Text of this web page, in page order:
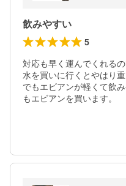
飲みやすい
5
対応も早く運んでくれる
水を買いに行くとやはり
でもエビアンが軽くて飲
もエビアンを買います。